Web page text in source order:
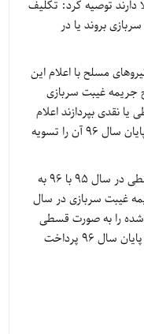
به بالا دارند توصیه کرد: تکلیف
بروند یا در
مسلح با اعلام این
جریمه غیبت سربازی
نقدی بپردازند اعلام
کرد: افراد متقاضی پرداخت قسطی باید تا پایان سال 96 آن را تسویه
سردار کمالی اعلام کرد: تفاوت پرداخت قسطی در سال 95 با 96 به
غیبت سربازی در سال
شده را به صورت قسطی
پرداخت کنند اما در سال 96 جریمه باید تا پایان سال 96 پرداخت